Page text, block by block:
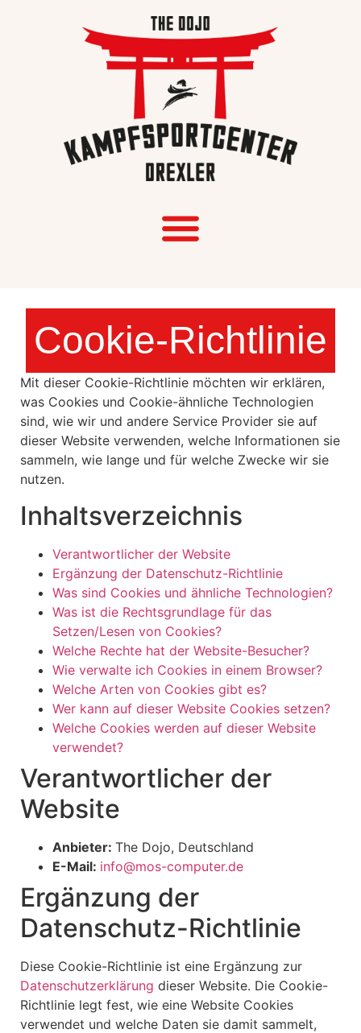
Cookie-Richtlinie
Mit dieser Cookie-Richtlinie möchten wir erklären,
was Cookies und Cookie-ähnliche Technologien
sind, wie wir und andere Service Provider sie auf
dieser Website verwenden, welche Informationen sie
sammeln, wie lange und für welche Zwecke wir sie
nutzen.
Inhaltsverzeichnis
Verantwortlicher der Website
Ergänzung der Datenschutz-Richtlinie
Was sind Cookies und ähnliche Technologien?
Was ist die Rechtsgrundlage für das
Setzen/Lesen von Cookies?
Welche Rechte hat der Website-Besucher?
Wie verwalte ich Cookies in einem Browser?
Welche Arten von Cookies gibt es?
Wer kann auf dieser Website Cookies setzen?
Welche Cookies werden auf dieser Website
verwendet?
Verantwortlicher der
Website
Anbieter: The Dojo, Deutschland
E-Mail: info@mos-computer.de
Ergänzung der
Datenschutz-Richtlinie
Diese Cookie-Richtlinie ist eine Ergänzung zur
Datenschutzerklärung dieser Website. Die Cookie-
Richtlinie legt fest, wie eine Website Cookies
verwendet und welche Daten sie damit sammelt,